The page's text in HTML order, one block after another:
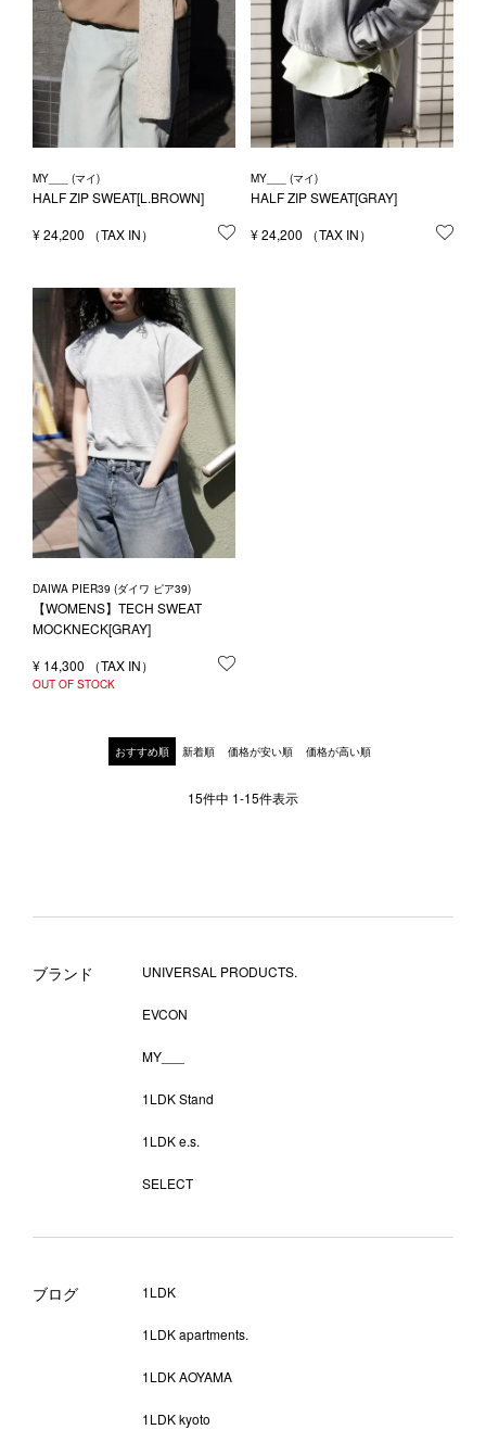
MY___ (マイ)
HALF ZIP SWEAT[L.BROWN]
¥24,200 お気に入りに登録する
MY___ (マイ)
HALF ZIP SWEAT[GRAY]
¥24,200
DAIWA PIER39 (ダイワ ピア39)
【WOMENS】TECH SWEAT
MOCKNECK[GRAY]
¥ 14,300
OUT OF STOCK
おすすめ順 新着順 価格が安い順 価格が高い順
15件中 1-15件表示
ブランド UNIVERSAL PRODUCTS.
EVCON
MY___
1LDK Stand
1LDK e.s.
SELECT
ブログ 1LDK
1LDK apartments.
1LDK AOYAMA
1LDK kyoto